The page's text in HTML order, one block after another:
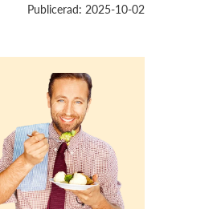
Publicerad: 2025-10-02